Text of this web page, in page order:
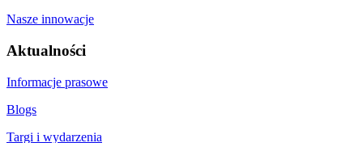
Nasze innowacje
Aktualności
Informacje prasowe
Blogs
Targi i wydarzenia